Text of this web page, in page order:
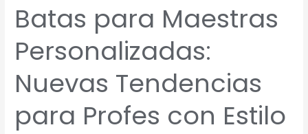
Batas para Maestras
Personalizadas:
Nuevas Tendencias
para Profes con Estilo